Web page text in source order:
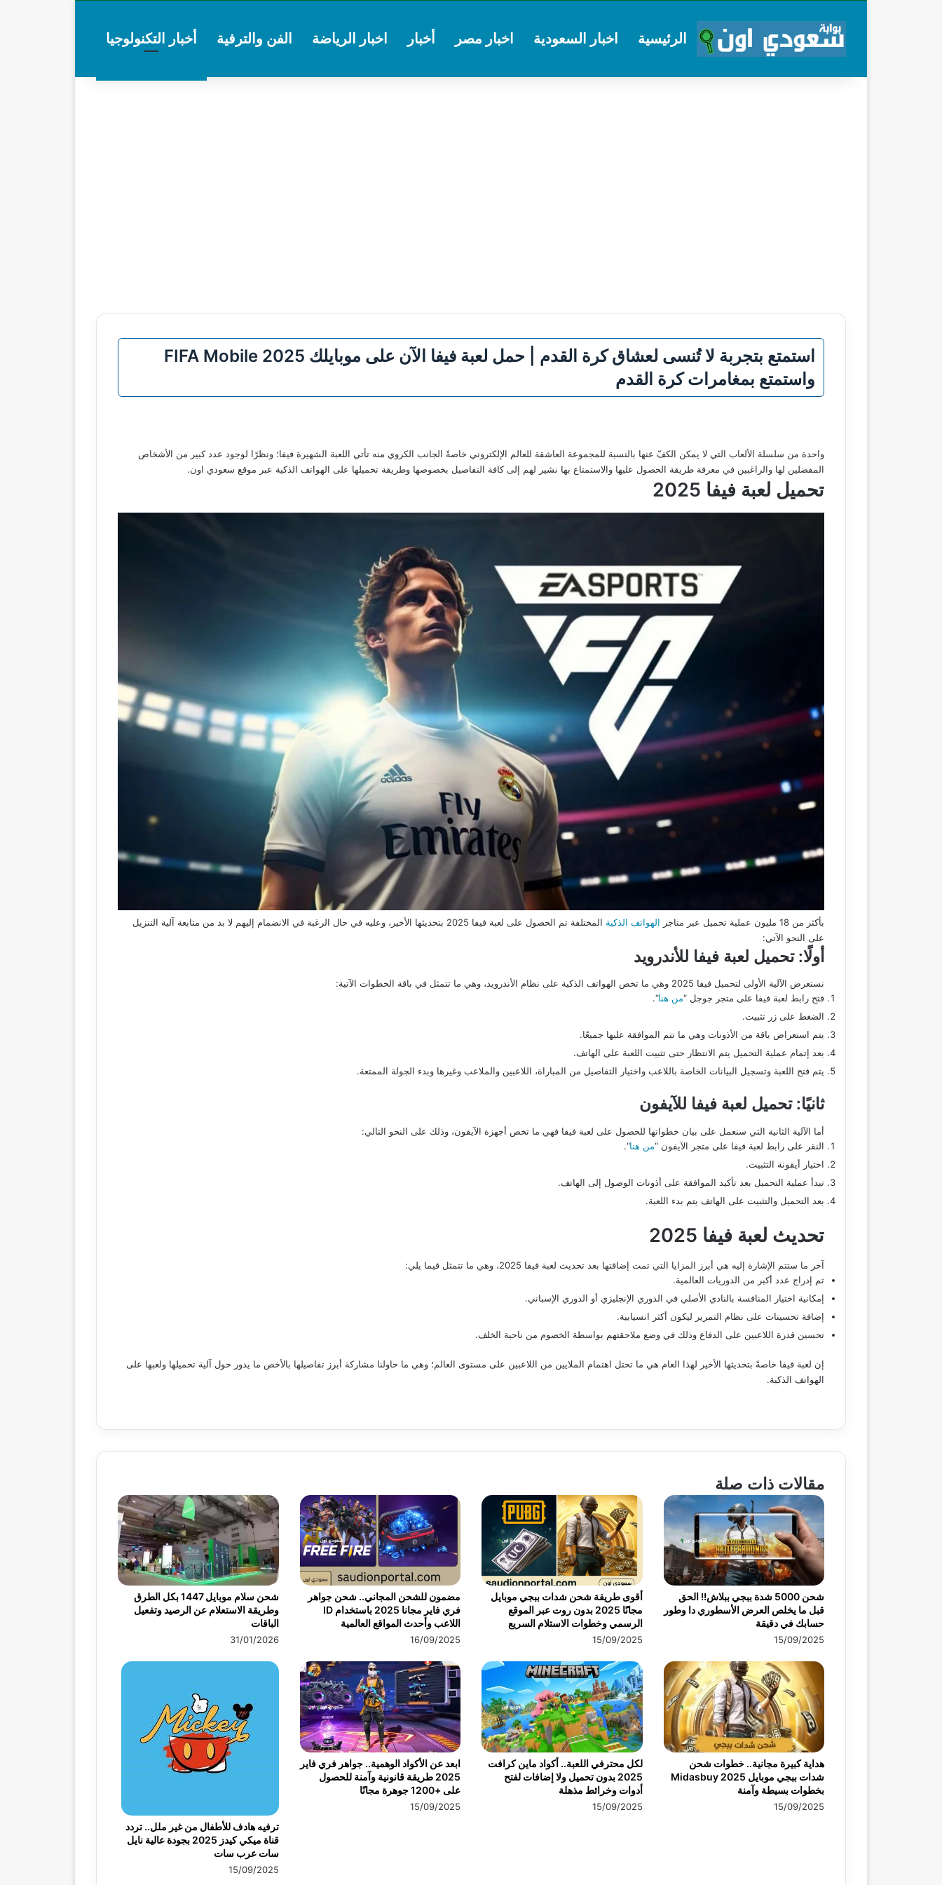
الرئيسية اخبار السعودية اخبار مصر أخبار اخبار الرياضة الفن والترفية أخبار التكنولوجيا
استمتع بتجربة لا تُنسى لعشاق كرة القدم | حمل لعبة فيفا الآن على موبايلك FIFA Mobile 2025
واستمتع بمغامرات كرة القدم
واحدة من سلسلة الألعاب التي لا يمكن الكفّ عنها بالنسبة للمجموعة العاشقة للعالم الإلكتروني خاصةً الجانب الكروي منه تأتي اللعبة الشهيرة فيفا؛ ونظرًا لوجود عدد كبير من الأشخاص
المفضلين لها والراغبين في معرفة طريقة الحصول عليها والاستمتاع بها نشير لهم إلى كافة التفاصيل بخصوصها وطريقة تحميلها على الهواتف الذكية عبر موقع سعودي اون.
تحميل لعبة فيفا 2025
بأكثر من 18 مليون عملية تحميل عبر متاجر الهواتف الذكية
المختلفة تم الحصول على لعبة فيفا 2025 بتحديثها الأخير، وعليه في حال الرغبة في الانضمام إليهم لا بد من متابعة آلية التنزيل
على النحو الآتي:
أولًا: تحميل لعبة فيفا للأندرويد
نستعرض الآلية الأولى لتحميل فيفا 2025 وهي ما تخص الهواتف الذكية على نظام الأندرويد، وهي ما تتمثل في باقة الخطوات الآتية:
فتح رابط لعبة فيفا على متجر جوجل “من هنا“.
الضغط على زر تثبيت.
يتم استعراض باقة من الأذونات وهي ما تتم الموافقة عليها جميعًا.
بعد إتمام عملية التحميل يتم الانتظار حتى تثبيت اللعبة على الهاتف.
يتم فتح اللعبة وتسجيل البيانات الخاصة باللاعب واختيار التفاصيل من المباراة، اللاعبين والملاعب وغيرها وبدء الجولة الممتعة.
ثانيًا: تحميل لعبة فيفا للآيفون
أما الآلية الثانية التي سنعمل على بيان خطواتها للحصول على لعبة فيفا فهي ما تخص أجهزة الآيفون، وذلك على النحو التالي:
النقر على رابط لعبة فيفا على متجر الآيفون “من هنا“.
اختيار أيقونة التثبيت.
تبدأ عملية التحميل بعد تأكيد الموافقة على أذونات الوصول إلى الهاتف.
بعد التحميل والتثبيت على الهاتف يتم بدء اللعبة.
تحديث لعبة فيفا 2025
آخر ما ستتم الإشارة إليه هي أبرز المزايا التي تمت إضافتها بعد تحديث لعبة فيفا 2025، وهي ما تتمثل فيما يلي:
تم إدراج عدد أكبر من الدوريات العالمية.
إمكانية اختيار المنافسة بالنادي الأصلي في الدوري الإنجليزي أو الدوري الإسباني.
إضافة تحسينات على نظام التمرير ليكون أكثر انسيابية.
تحسين قدرة اللاعبين على الدفاع وذلك في وضع ملاحقتهم بواسطة الخصوم من ناحية الخلف.
إن لعبة فيفا خاصةً بتحديثها الأخير لهذا العام هي ما تحتل اهتمام الملايين من اللاعبين على مستوى العالم؛ وهي ما حاولنا مشاركة أبرز تفاصيلها بالأخص ما يدور حول آلية تحميلها ولعبها على
الهواتف الذكية.
مقالات ذات صلة
شحن سلام موبايل 1447 بكل الطرق
وطريقة الاستعلام عن الرصيد وتفعيل
الباقات
31/01/2026
مضمون للشحن المجاني.. شحن جواهر
فري فاير مجانا 2025 باستخدام ID
اللاعب وأحدث المواقع العالمية
16/09/2025
أقوى طريقة شحن شدات ببجي موبايل
مجانًا 2025 بدون روت عبر الموقع
الرسمي وخطوات الاستلام السريع
15/09/2025
شحن 5000 شدة ببجي ببلاش!! الحق
قبل ما يخلص العرض الأسطوري دا وطور
حسابك في دقيقة
15/09/2025
ترفيه هادف للأطفال من غير ملل.. تردد
قناة ميكي كيدز 2025 بجودة عالية نايل
سات عرب سات
15/09/2025
ابعد عن الأكواد الوهمية.. جواهر فري فاير
2025 طريقة قانونية وآمنة للحصول
على +1200 جوهرة مجانًا
15/09/2025
لكل محترفي اللعبة.. أكواد ماين كرافت
2025 بدون تحميل ولا إضافات لفتح
أدوات وخرائط مذهلة
15/09/2025
هداية كبيرة مجانية.. خطوات شحن
شدات ببجي موبايل 2025 Midasbuy
بخطوات بسيطة وآمنة
15/09/2025